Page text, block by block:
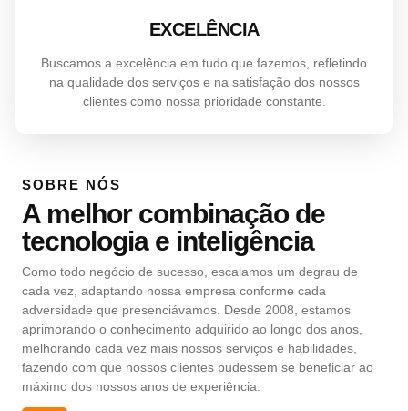
EXCELÊNCIA
Buscamos a excelência em tudo que fazemos, refletindo
na qualidade dos serviços e na satisfação dos nossos
clientes como nossa prioridade constante.
SOBRE NÓS
A melhor combinação de
tecnologia e inteligência
Como todo negócio de sucesso, escalamos um degrau de
cada vez, adaptando nossa empresa conforme cada
adversidade que presenciávamos. Desde 2008, estamos
aprimorando o conhecimento adquirido ao longo dos anos,
melhorando cada vez mais nossos serviços e habilidades,
fazendo com que nossos clientes pudessem se beneficiar ao
máximo dos nossos anos de experiência.